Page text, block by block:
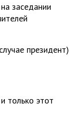
заседании
президент)
только этот